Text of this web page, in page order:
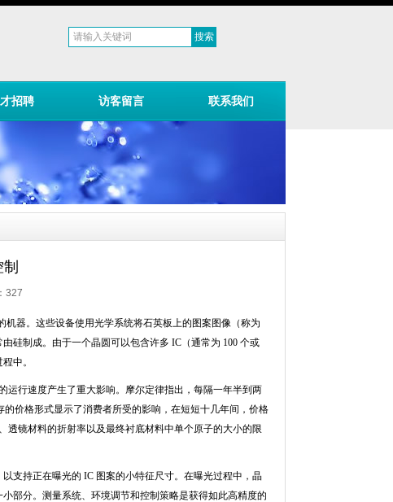
招聘 访客留言 联系我们
327
机器。这些设备使用光学系统将石英板上的图案图像（称为
由硅制成。由于一个晶圆可以包含许多 IC （通常为 100 个或
中。
运行速度产生了重大影响。摩尔定律指出，每隔一年半到两
的价格形式显示了消费者所受的影响，在短短十几年间，价格
透镜材料的折射率以及最终衬底材料中单个原子的大小的限
支持正在曝光的 IC 图案的小特征尺寸。在曝光过程中，晶
部分。测量系统、环境调节和控制策略是获得如此高精度的